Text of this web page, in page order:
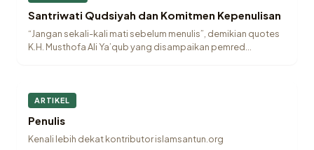
Santriwati Qudsiyah dan Komitmen Kepenulisan
“Jangan sekali-kali mati sebelum menulis”, demikian quotes
K.H. Musthofa Ali Ya’qub yang disampaikan pemred
ARTIKEL
Penulis
Kenali lebih dekat kontributor islamsantun.org